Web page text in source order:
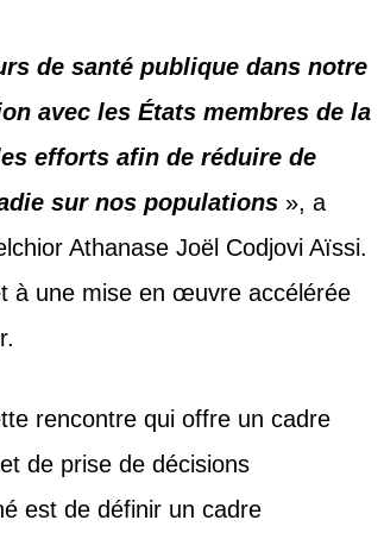
de santé publique dans notre
avec les États membres de la
efforts afin de réduire de
sur nos populations », a
Athanase Joël Codjovi Aïssi.
à une mise en œuvre accélérée
rencontre qui offre un cadre
de prise de décisions
est de définir un cadre